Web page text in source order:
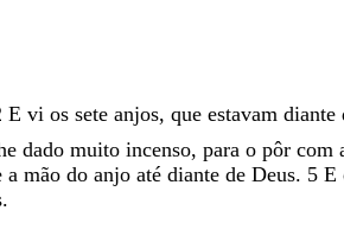
E vi os sete anjos, que estavam diante
dado muito incenso, para o pôr com
a mão do anjo até diante de Deus. 5 E
.